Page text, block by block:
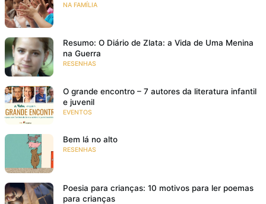
NA FAMÍLIA
Resumo: O Diário de Zlata: a Vida de Uma Menina
na Guerra
RESENHAS
O grande encontro – 7 autores da literatura infantil
e juvenil
EVENTOS
Bem lá no alto
RESENHAS
Poesia para crianças: 10 motivos para ler poemas
para crianças